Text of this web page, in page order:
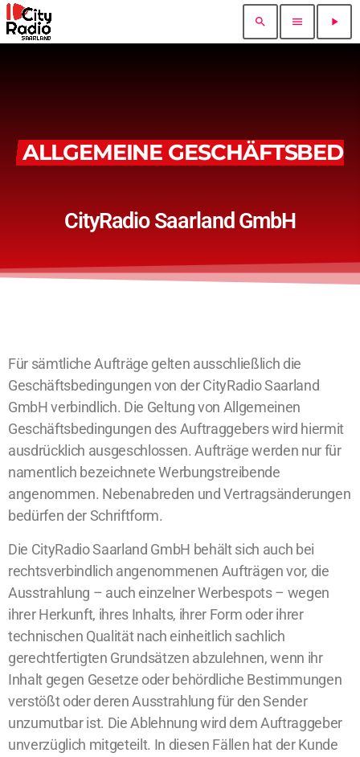
search menu play_arrow
ALLGEMEINE
CityRadio Saarland GmbH
Für sämtliche Aufträge gelten ausschließlich die
Geschäftsbedingungen von der CityRadio Saarland
GmbH verbindlich. Die Geltung von Allgemeinen
Geschäftsbedingungen des Auftraggebers wird hiermit
ausdrücklich ausgeschlossen. Aufträge werden nur für
namentlich bezeichnete Werbungstreibende
angenommen. Nebenabreden und Vertragsänderungen
bedürfen der Schriftform.
Die CityRadio Saarland GmbH behält sich auch bei
rechtsverbindlich angenommenen Aufträgen vor, die
Ausstrahlung – auch einzelner Werbespots – wegen
ihrer Herkunft, ihres Inhalts, ihrer Form oder ihrer
technischen Qualität nach einheitlich sachlich
gerechtfertigten Grundsätzen abzulehnen, wenn ihr
Inhalt gegen Gesetze oder behördliche Bestimmungen
verstößt oder deren Ausstrahlung für den Sender
unzumutbar ist. Die Ablehnung wird dem Auftraggeber
unverzüglich mitgeteilt. In diesen Fällen hat der Kunde